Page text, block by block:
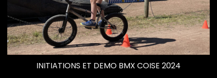
INITIATIONS ET DEMO BMX COISE 2024